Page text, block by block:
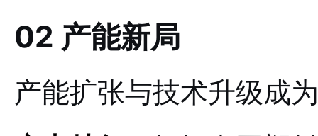
02 产能新局
产能扩张与技术升级成